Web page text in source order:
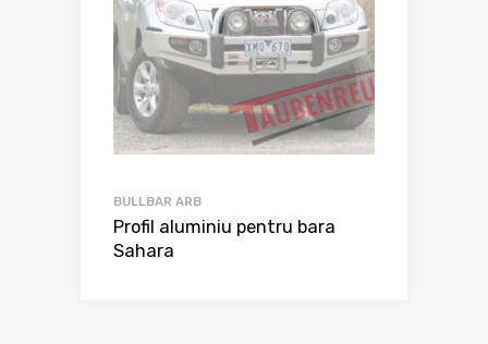
BULLBAR ARB
Profil aluminiu pentru bara
Sahara